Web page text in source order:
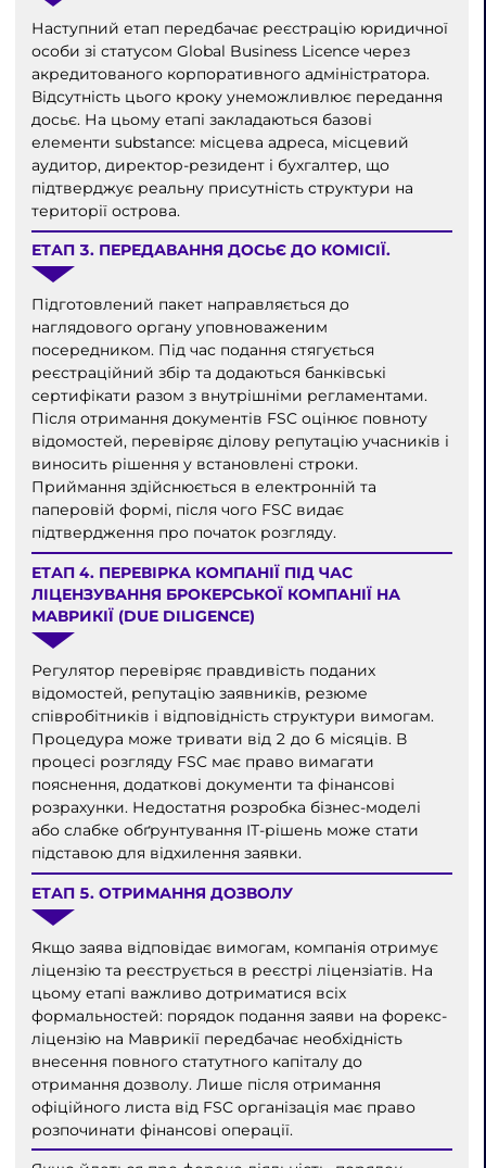
Наступний етап передбачає реєстрацію юридичної
особи зі статусом Global Business Licence через
акредитованого корпоративного адміністратора.
Відсутність цього кроку унеможливлює передання
досьє. На цьому етапі закладаються базові
елементи substance: місцева адреса, місцевий
аудитор, директор-резидент і бухгалтер, що
підтверджує реальну присутність структури на
території острова.
ЕТАП 3. ПЕРЕДАВАННЯ ДОСЬЄ ДО КОМІСІЇ.
Підготовлений пакет направляється до
наглядового органу уповноваженим
посередником. Під час подання стягується
реєстраційний збір та додаються банківські
сертифікати разом з внутрішніми регламентами.
Після отримання документів FSC оцінює повноту
відомостей, перевіряє ділову репутацію учасників і
виносить рішення у встановлені строки.
Приймання здійснюється в електронній та
паперовій формі, після чого FSC видає
підтвердження про початок розгляду.
ЕТАП 4. ПЕРЕВІРКА КОМПАНІЇ ПІД ЧАС
ЛІЦЕНЗУВАННЯ БРОКЕРСЬКОЇ КОМПАНІЇ НА
МАВРИКІЇ (DUE DILIGENCE)
Регулятор перевіряє правдивість поданих
відомостей, репутацію заявників, резюме
співробітників і відповідність структури вимогам.
Процедура може тривати від 2 до 6 місяців. В
процесі розгляду FSC має право вимагати
пояснення, додаткові документи та фінансові
розрахунки. Недостатня розробка бізнес-моделі
або слабке обґрунтування IT-рішень може стати
підставою для відхилення заявки.
ЕТАП 5. ОТРИМАННЯ ДОЗВОЛУ
Якщо заява відповідає вимогам, компанія отримує
ліцензію та реєструється в реєстрі ліцензіатів. На
цьому етапі важливо дотриматися всіх
формальностей: порядок подання заяви на форекс-
ліцензію на Маврикії передбачає необхідність
внесення повного статутного капіталу до
отримання дозволу. Лише після отримання
офіційного листа від FSC організація має право
розпочинати фінансові операції.